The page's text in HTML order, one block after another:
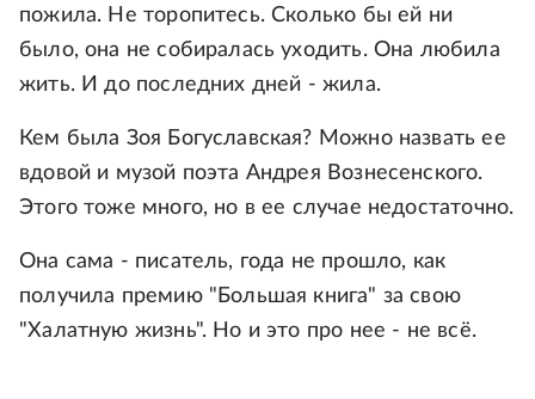
пожила. Не торопитесь. Сколько бы ей ни
было, она не собиралась уходить. Она любила
жить. И до последних дней - жила.
Кем была Зоя Богуславская? Можно назвать ее
вдовой и музой поэта Андрея Вознесенского.
Этого тоже много, но в ее случае недостаточно.
Она сама - писатель, года не прошло, как
получила премию "Большая книга" за свою
"Халатную жизнь". Но и это про нее - не всё.